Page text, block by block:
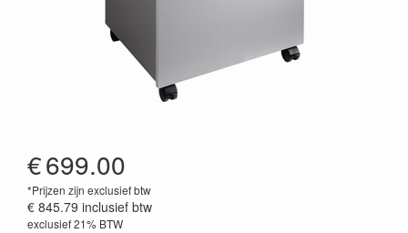
€699.00
*Prijzen zijn exclusief btw
€ 845.79 inclusief btw
exclusief 21% BTW